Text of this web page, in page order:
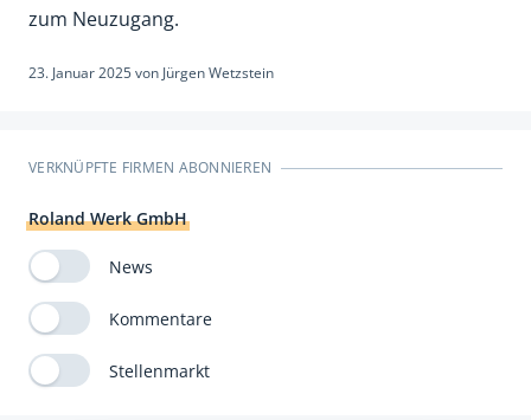
zum Neuzugang.
23. Januar 2025von Jürgen Wetzstein
VERKNÜPFTE FIRMEN ABONNIEREN
Roland Werk GmbH
News
Kommentare
Stellenmarkt